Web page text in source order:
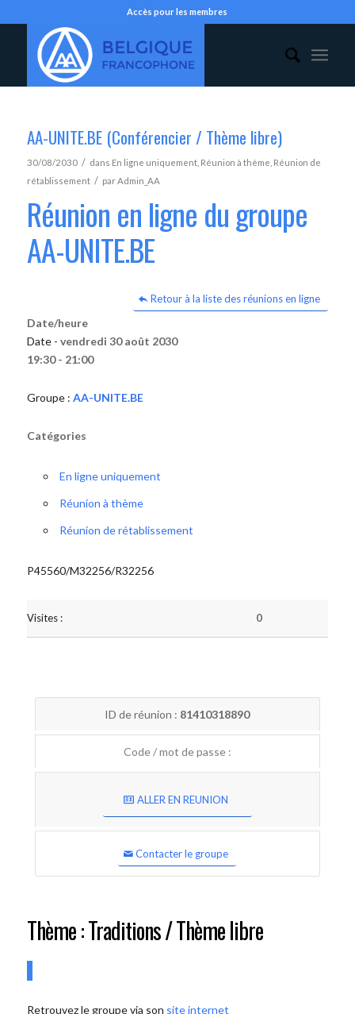
Accès pour les membres
AA-UNITE.BE (Conférencier / Thème libre)
30/08/2030 / dans En ligne uniquement, Réunion à thème Réunion de
rétablissement / parAdmin_AA
Réunion en ligne du groupe
AA-UNITE.BE
Retour à la liste des réunions en ligne
Date/heure
Date - vendredi 30 août 2030
19:30 - 21:00
Groupe : AA-UNITE.BE
Catégories
En ligne uniquement
Réunion à thème
Réunion de rétablissement
P45560/M32256/R32256
Visites : 0
ID de réunion : 81410318890
Code / mot de passe :
ALLER EN REUNION
Contacter le groupe
Thème : Traditions / Thème libre
Retrouvez le groupe via son site internet